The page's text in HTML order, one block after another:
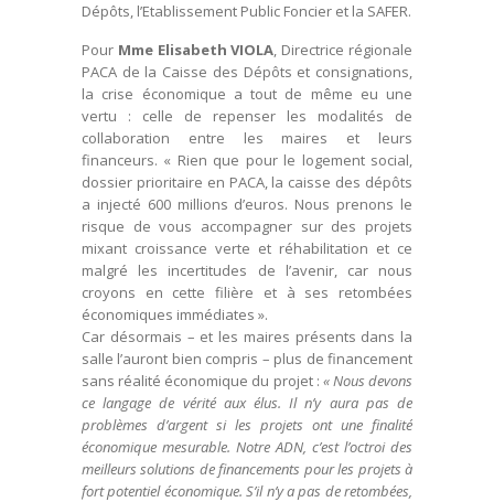
Dépôts, l’Etablissement Public Foncier et la SAFER.
Pour Mme Elisabeth VIOLA, Directrice régionale
PACA de la Caisse des Dépôts et consignations,
la crise économique a tout de même eu une
vertu : celle de repenser les modalités de
collaboration entre les maires et leurs
financeurs. « Rien que pour le logement social,
dossier prioritaire en PACA, la caisse des dépôts
a injecté 600 millions d’euros. Nous prenons le
risque de vous accompagner sur des projets
mixant croissance verte et réhabilitation et ce
malgré les incertitudes de l’avenir, car nous
croyons en cette filière et à ses retombées
économiques immédiates ».
Car désormais – et les maires présents dans la
salle l’auront bien compris – plus de financement
sans réalité économique du projet : « Nous devons
ce langage de vérité aux élus. Il n’y aura pas de
problèmes d’argent si les projets ont une finalité
économique mesurable. Notre ADN, c’est l’octroi des
meilleurs solutions de financements pour les projets à
fort potentiel économique. S’il n’y a pas de retombées,